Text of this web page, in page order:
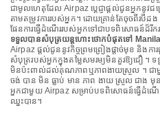
ជាមូលហេតុដែល Airpaz ប្តេជ្ញាផ្តល់ជូនអ្នកនូ
តាមតម្រូវការរបស់អ្នក។ ដោយគ្រាន់តែចុចពីរបីដ
ផែនការធ្វើដំណើររបស់អ្នកទៅជាបទពិសោធន៍ដ៏រីករ
ទទួលបានសំបុត្រយន្តហោះថោកបំផុតទៅ Manila
Airpaz ផ្តល់ជូននូវកិច្ចព្រមព្រៀងផ្តាច់មុខ និងក
សំបុត្ររបស់អ្នកក្នុងតម្លៃសមរម្យមិនគួរឱ្យជឿ ។
មិនប៉ះពាល់ដល់គុណភាពឬភាពងាយស្រួល ។ ជាមួ
ចង់ បាន មិន ធ្លាប់ មាន ភាព ងាយ ស្រួល ជាង មុ
អ្នកជាមួយ Airpaz សម្រាប់បទពិសោធន៍ធ្វើដំណ
ឈ្នះបាន។